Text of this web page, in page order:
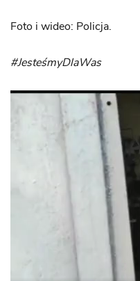
Foto i wideo: Policja.
#JesteśmyDlaWas